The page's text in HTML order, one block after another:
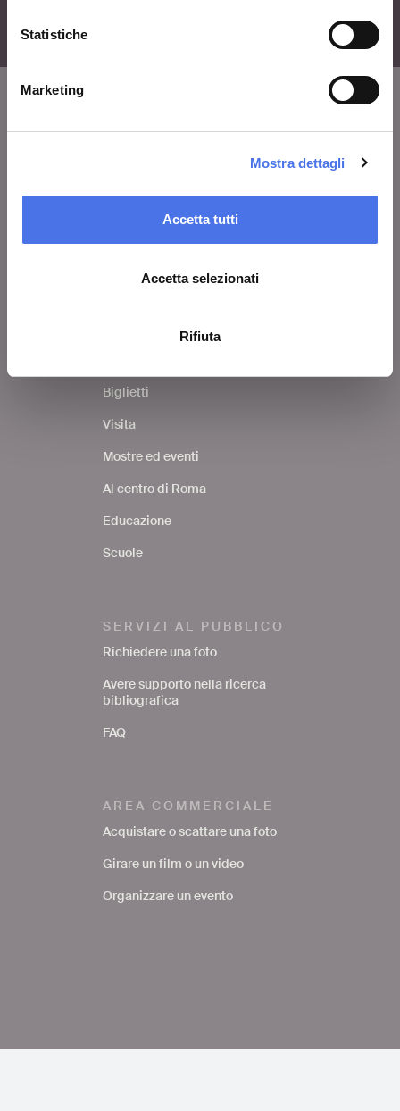
Statistiche
Marketing
Mostra dettagli
Accetta tutti
Accetta selezionati
Rifiuta
Lascia un commento
Area stampa
Biglietti
Visita
Mostre ed eventi
Al centro di Roma
Educazione
Scuole
SERVIZI AL PUBBLICO
Richiedere una foto
Avere supporto nella ricerca
bibliografica
FAQ
AREA COMMERCIALE
Acquistare o scattare una foto
Girare un film o un video
Organizzare un evento